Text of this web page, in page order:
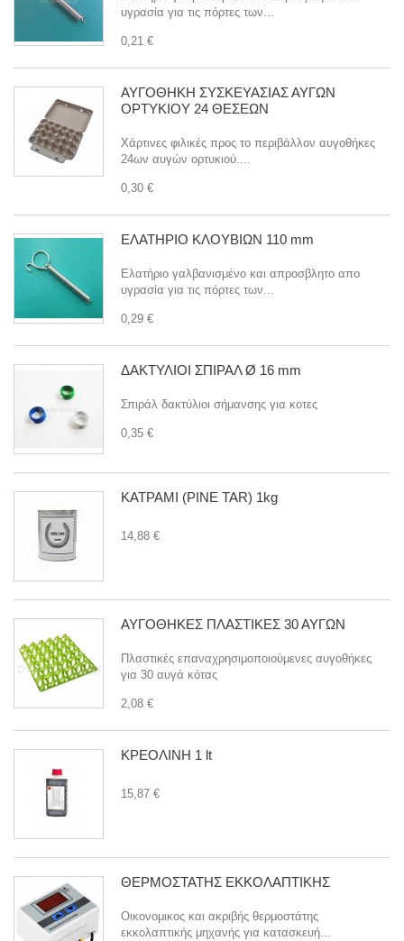
υγρασία για τις πόρτες των...
0,21 €
ΑΥΓΟΘΗΚΗ ΣΥΣΚΕΥΑΣΙΑΣ ΑΥΓΩΝ
ΟΡΤΥΚΙΟΥ 24 ΘΕΣΕΩΝ
Χάρτινες φιλικές προς το περιβάλλον αυγοθήκες
24ων αυγών ορτυκιού....
0,30 €
ΕΛΑΤΗΡΙΟ ΚΛΟΥΒΙΩΝ 110 mm
Ελατήριο γαλβανισμένο και απροσβλητο απο
υγρασία για τις πόρτες των...
0,29 €
ΔΑΚΤΥΛΙΟΙ ΣΠΙΡΑΛ Ø 16 mm
Σπιράλ δακτύλιοι σήμανσης για κοτες
0,35 €
ΚΑΤΡΑΜΙ (PINE TAR) 1kg
14,88 €
ΑΥΓΟΘΗΚΕΣ ΠΛΑΣΤΙΚΕΣ 30 ΑΥΓΩΝ
Πλαστικές επαναχρησιμοποιούμενες αυγοθήκες
για 30 αυγά κότας
2,08 €
ΚΡΕΟΛΙΝΗ 1 lt
15,87 €
ΘΕΡΜΟΣΤΑΤΗΣ ΕΚΚΟΛΑΠΤΙΚΗΣ
Οικονομικος και ακριβής θερμοστάτης
εκκολαπτικής μηχανής για κατασκευή...